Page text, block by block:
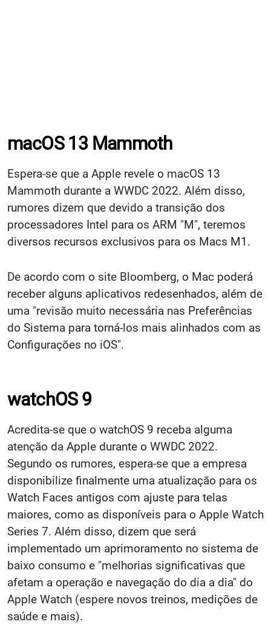
macOS 13 Mammoth
Espera-se que a Apple revele o macOS 13
Mammoth durante a WWDC 2022. Além disso,
rumores dizem que devido a transição dos
processadores Intel para os ARM "M", teremos
diversos recursos exclusivos para os Macs M1.
De acordo com o site Bloomberg, o Mac poderá
receber alguns aplicativos redesenhados, além de
uma "revisão muito necessária nas Preferências
do Sistema para torná-los mais alinhados com as
Configurações no iOS".
watchOS 9
Acredita-se que o watchOS 9 receba alguma
atenção da Apple durante o WWDC 2022.
Segundo os rumores, espera-se que a empresa
disponibilize finalmente uma atualização para os
Watch Faces antigos com ajuste para telas
maiores, como as disponíveis para o Apple Watch
Series 7. Além disso, dizem que será
implementado um aprimoramento no sistema de
baixo consumo e "melhorias significativas que
afetam a operação e navegação do dia a dia" do
Apple Watch (espere novos treinos, medições de
saúde e mais).